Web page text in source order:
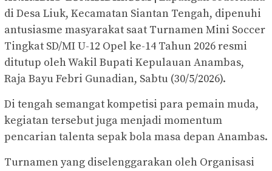
di Desa Liuk, Kecamatan Siantan Tengah, dipenuhi
antusiasme masyarakat saat Turnamen Mini Soccer
Tingkat SD/MI U-12 Opel ke-14 Tahun 2026 resmi
ditutup oleh Wakil Bupati Kepulauan Anambas,
Raja Bayu Febri Gunadian, Sabtu (30/5/2026).
Di tengah semangat kompetisi para pemain muda,
kegiatan tersebut juga menjadi momentum
pencarian talenta sepak bola masa depan Anambas.
Turnamen yang diselenggarakan oleh Organisasi